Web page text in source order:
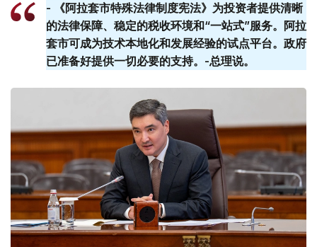
- 《阿拉套市特殊法律制度宪法》为投资者提供清晰
的法律保障、稳定的税收环境和“一站式”服务。阿拉
套​​市可成为技术本地化和发展经验的试点平台。政府
已准备好提供一切必要的支持。-总理说。